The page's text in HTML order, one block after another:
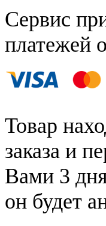
Сервис
платежей
Товар
заказа и
Вами 3
он будет